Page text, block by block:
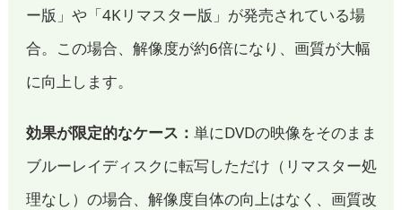
ー版」や「4Kリマスター版」が発売されている場
合。この場合、解像度が約6倍になり、画質が大幅
に向上します。
効果が限定的なケース： 単にDVDの映像をそのまま
ブルーレイディスクに転写しただけ（リマスター処
理なし）の場合、解像度自体の向上はなく、画質改